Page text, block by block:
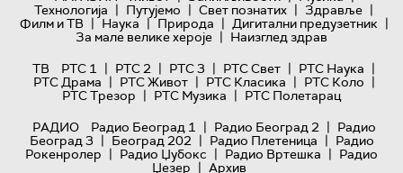
Технологијa | Путујемо | Свет познатих | Здравље |
Филм и ТВ | Наука | Природа | Дигитални предузетник |
За мале велике хероје | Наизглед здрав
ТВ
РТС 1 | РТС 2 | РТС 3 | РТС Свет | РТС Наука |
РТС Драма | РТС Живот | РТС Класика | РТС Коло |
РТС Трезор | РТС Музика | РТС Полетарац
РАДИО
Радио Београд 1 | Радио Београд 2 | Радио
Београд 3 | Београд 202 | Радио Плетеница | Радио
Рокенролер | Радио Џубокс | Радио Вртешка | Радио
Џезер | Архив